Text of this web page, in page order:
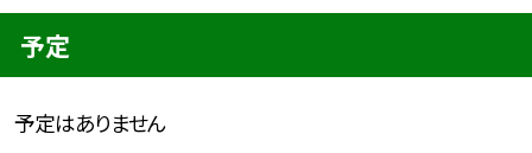
予定
予定はありません